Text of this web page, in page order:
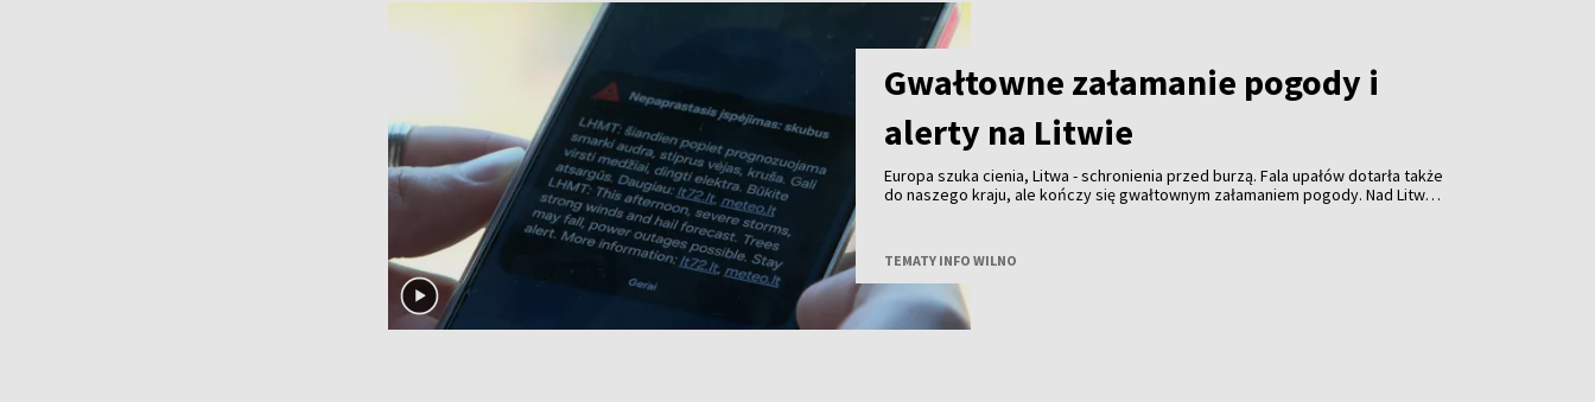
Gwałtowne załamanie pogody i
alerty na Litwie
Europa szuka cienia, Litwa - schronienia przed burzą. Fala upałów dotarła także
do naszego kraju, ale kończy się gwałtownym załamaniem pogody. Nad Litwą
TEMATY INFO WILNO